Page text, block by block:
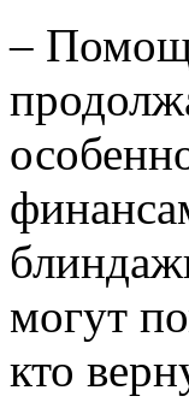
–
могут
кто